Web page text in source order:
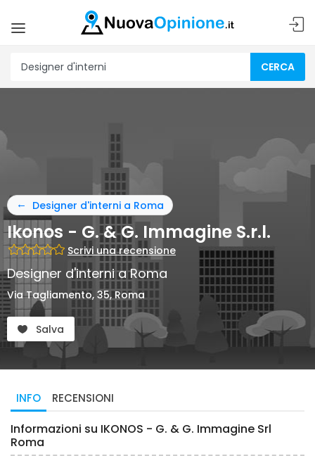
CERCA
Designer d'interni a Roma
Ikonos - G. & G. Immagine S.r.l.
Scrivi una recensione
Designer d'interni a Roma
Via Tagliamento, 35, Roma
Salva
INFO RECENSIONI
Informazioni su IKONOS - G. & G. Immagine Srl
Roma